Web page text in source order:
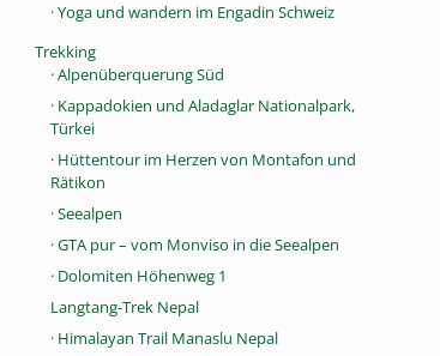
· Yoga und wandern im Engadin Schweiz
Trekking
· Alpenüberquerung Süd
· Kappadokien und Aladaglar Nationalpark,
Türkei
· Hüttentour im Herzen von Montafon und
Rätikon
· Seealpen
· GTA pur – vom Monviso in die Seealpen
· Dolomiten Höhenweg 1
Langtang-Trek Nepal
· Himalayan Trail Manaslu Nepal